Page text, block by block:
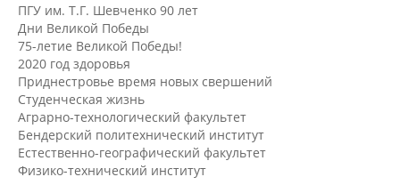
ПГУ им. Т.Г. Шевченко 90 лет
Дни Великой Победы
75-летие Великой Победы!
2020 год здоровья
Приднестровье время новых свершений
Студенческая жизнь
Аграрно-технологический факультет
Бендерский политехнический институт
Естественно-географический факультет
Физико-технический институт